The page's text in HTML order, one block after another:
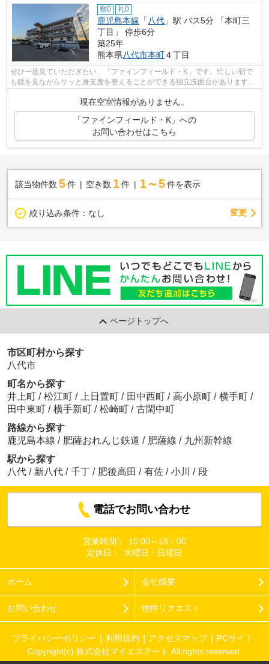
敷0 礼0
鹿児島本線 「八代 」駅 バス5分 「本町三
丁目」 停歩6分
築25年
熊本県八代市本町４丁目
ぜひ一度見ていただきたい、「ファインフィールド・K」です。忙しい朝で
も鏡を見ながらサッと身支度を整えることができる独立洗面台があります。
現在空室情報がありません。
「ファインフィールド・K」への
お問い合わせはこちら
該当物件数 5件 空き数 1 件 1～5 件を表示
絞り込み条件： なし 変更
ページトップへ
市区町村から探す
八代市
町名から探す
井上町 / 松江町 / 上日置町 / 田中西町 / 高小原町 / 横手町 /
田中東町 / 横手新町 / 松崎町 / 古閑中町
路線から探す
鹿児島本線 / 肥薩おれんじ鉄道 / 肥薩線 / 九州新幹線
駅から探す
八代 / 新八代 / 千丁 / 肥後高田 / 有佐 / 小川 / 段
電話でお問い合わせ
営業時間：
10:00～18：00
定休日：
水曜日・日曜日
ホーム 会社概要
お問い合わせ 物件リクエスト
プライバシーポリシー 利用規約 アクセスマップ
PCサイト
Copyright(c) 株式会社マイエステート All rights reserved.